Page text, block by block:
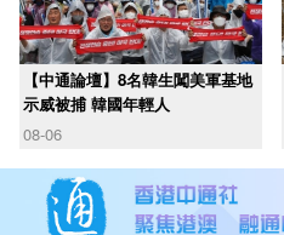
【中通論壇】8名韓生闖美軍基地
示威被捕 韓國年輕人
08-06